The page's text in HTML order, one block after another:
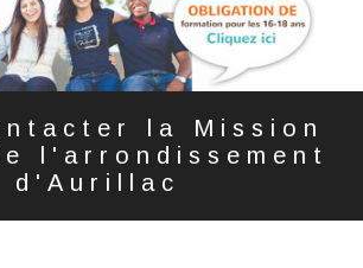
la Mission
l'arrondissement
d'Aurillac